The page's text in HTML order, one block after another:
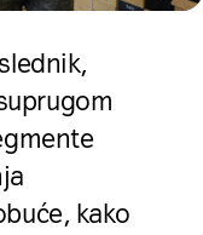
kako